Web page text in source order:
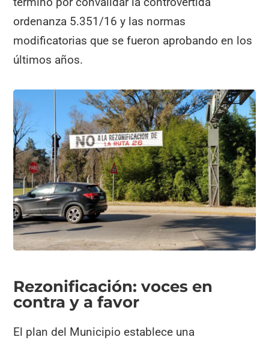
ordenanza 5.351/16 y las normas
modificatorias que se fueron aprobando en los
últimos años.
Rezonificación: voces en
contra y a favor
El plan del Municipio establece una